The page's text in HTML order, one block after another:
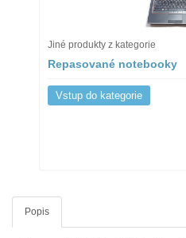
Jiné produkty z kategorie
Repasované notebooky
Vstup do kategorie
Popis